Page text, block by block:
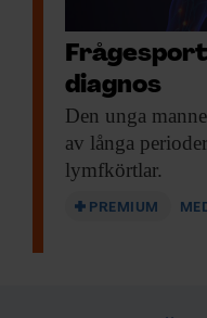
diagnos
Den unga
av långa
lymfkörtlar.
PREMIUM